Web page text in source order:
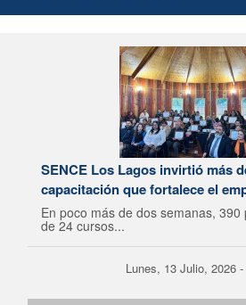
SENCE Los Lagos invirtió más
capacitación que fortalece el
En poco más de dos semanas,
de 24 cursos...
Lunes, 13 Julio, 2026